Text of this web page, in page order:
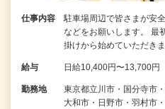
仕事内容
駐車場周辺で皆さまが安
などをお願いします。 最
掛けから始めていただき
給与 日給10,400円〜13,700円
勤務地
東京都立川市・国分寺市
大和市・日野市・羽村市